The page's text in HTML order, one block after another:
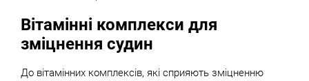
Вітамінні комплекси для
зміцнення судин
До вітамінних комплексів, які сприяють зміцненню